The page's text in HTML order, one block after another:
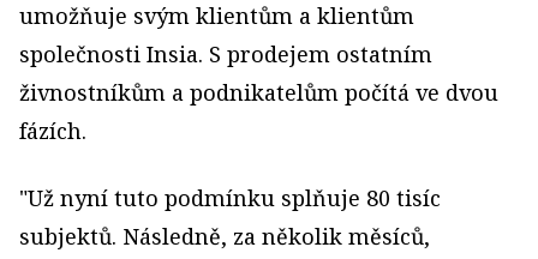
umožňuje svým klientům a klientům
společnosti Insia. S prodejem ostatním
živnostníkům a podnikatelům počítá ve dvou
fázích.
"Už nyní tuto podmínku splňuje 80 tisíc
subjektů. Následně, za několik měsíců,